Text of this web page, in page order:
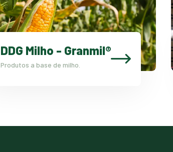
DDG Milho - Granmil®
Produtos a base de milho.